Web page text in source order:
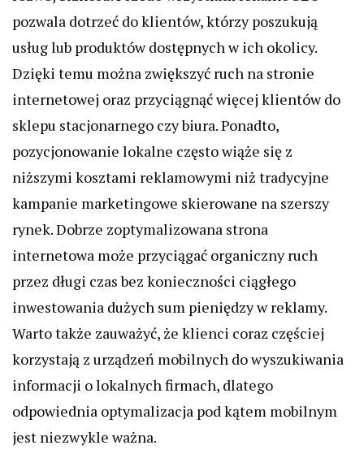
pozwala dotrzeć do klientów, którzy poszukują
usług lub produktów dostępnych w ich okolicy.
Dzięki temu można zwiększyć ruch na stronie
internetowej oraz przyciągnąć więcej klientów do
sklepu stacjonarnego czy biura. Ponadto,
pozycjonowanie lokalne często wiąże się z
niższymi kosztami reklamowymi niż tradycyjne
kampanie marketingowe skierowane na szerszy
rynek. Dobrze zoptymalizowana strona
internetowa może przyciągać organiczny ruch
przez długi czas bez konieczności ciągłego
inwestowania dużych sum pieniędzy w reklamy.
Warto także zauważyć, że klienci coraz częściej
korzystają z urządzeń mobilnych do wyszukiwania
informacji o lokalnych firmach, dlatego
odpowiednia optymalizacja pod kątem mobilnym
jest niezwykle ważna.